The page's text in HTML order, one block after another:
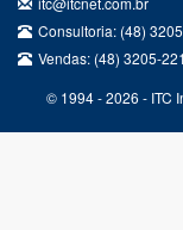
Consultoria: (48)
Vendas: (48) 3205-
© 1994 - 2026 - ITC